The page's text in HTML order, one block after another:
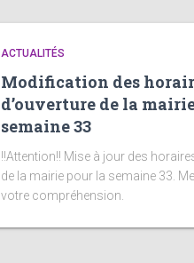
ACTUALITÉS
Modification des
d’ouverture de la
semaine 33
!!Attention!! Mise à jour des
de la mairie pour la semaine 33.
votre compréhension.